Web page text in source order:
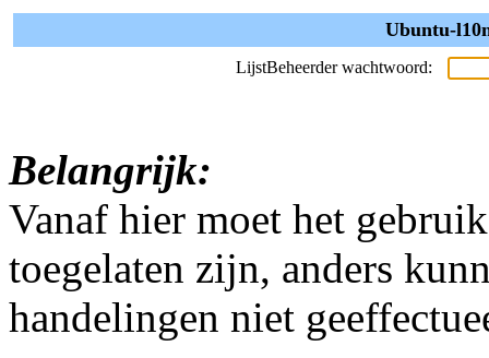
Ubuntu-
LijstBeheerder wachtwoord:
Belangrijk:
Vanaf hier moet het
toegelaten zijn, anders
handelingen niet